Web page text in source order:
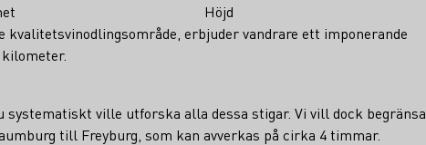
Höjd
kvalitetsvinodlingsområde, erbjuder vandrare ett imponerande
ville utforska alla dessa stigar. Vi vill dock begränsa
till Freyburg, som kan avverkas på cirka 4 timmar.